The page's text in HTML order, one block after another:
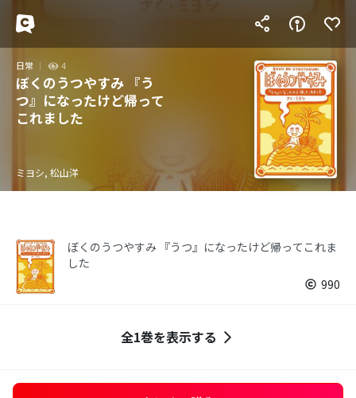
日常 4
ぼくのうつやすみ 『う
つ』になったけど帰って
これました
ミヨシ, 松山洋
ぼくのうつやすみ 『うつ』になったけど帰ってこれま
した
990
全1巻を表示する